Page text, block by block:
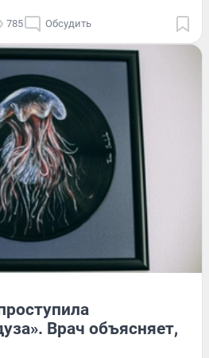
785 Обсудить
Врач объясняет,